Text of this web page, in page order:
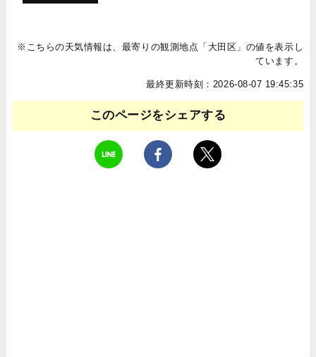
※こちらの天気情報は、最寄りの観測地点「大田区」の値を表示し
ています。
最終更新時刻：2026-08-07 19:45:35
このページをシェアする